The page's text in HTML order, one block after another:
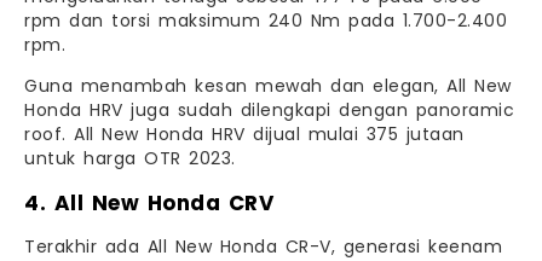
rpm dan torsi maksimum 240 Nm pada 1.700-2.400
rpm.
Guna menambah kesan mewah dan elegan, All New
Honda HRV juga sudah dilengkapi dengan panoramic
roof. All New Honda HRV dijual mulai 375 jutaan
untuk harga OTR 2023.
4. All New Honda CRV
Terakhir ada All New Honda CR-V, generasi keenam